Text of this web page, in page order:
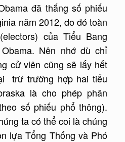
đã thắng số phiếu
năm 2012, do đó toàn
của Tiểu Bang
Nên nhớ dù chỉ
cử viên cũng sẽ lấy hết
trừ trường hợp hai tiểu
là cho phép phân
số phiếu phổ thông).
ta có thể coi là chúng
lựa Tổng Thống và Phó